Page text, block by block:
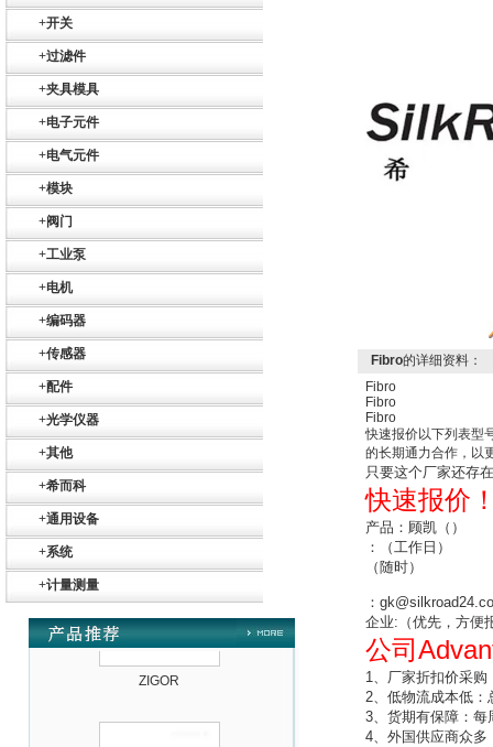
+开关
+过滤件
+夹具模具
+电子元件
+电气元件
+模块
+阀门
+工业泵
+电机
+编码器
+传感器
+配件
+光学仪器
+其他
+希而科
+通用设备
+系统
+计量测量
Belimo SF24A-
Fibro的详细资料：
Fibro
Fibro
Fibro
快速报价以下列表型
的长期通力合作，以
只要这个厂家还存
快速报价
产品：顾凯（）
：
（工作日）
（随时）
：
企业: （优先，方便
公司
1、厂家折扣价采
2、低物流成本低
3、货期有保障：
4、外国供应商众